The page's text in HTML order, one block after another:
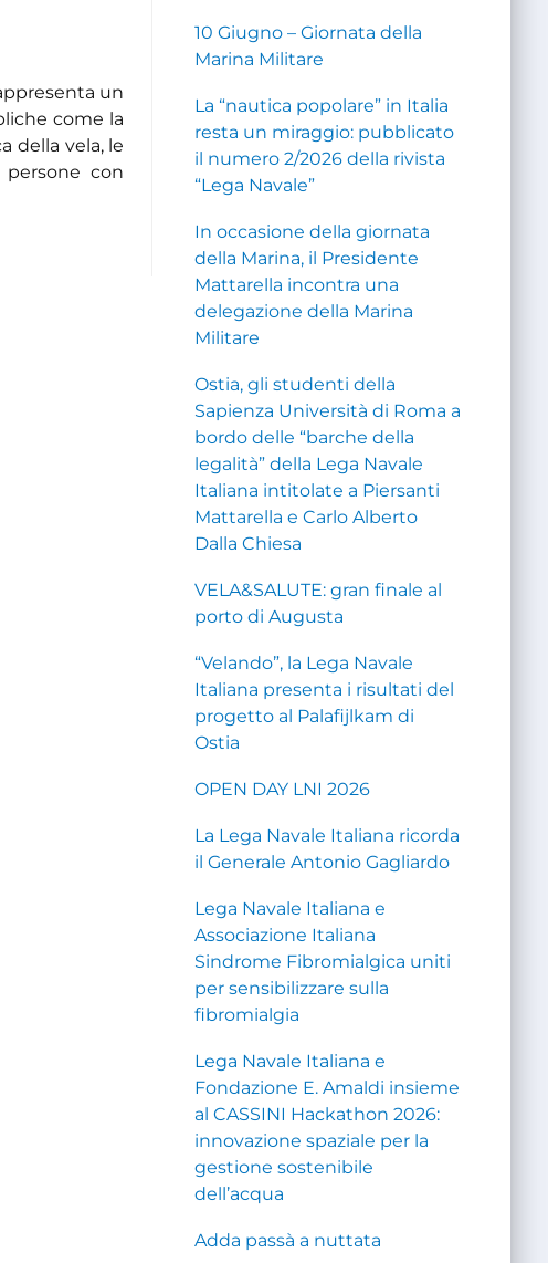
un
come la
della vela, le
con
10 Giugno – Giornata della
Marina Militare
La “nautica popolare” in Italia
resta un miraggio: pubblicato
il numero 2/2026 della rivista
“Lega Navale”
In occasione della giornata
della Marina, il Presidente
Mattarella incontra una
delegazione della Marina
Militare
Ostia, gli studenti della
Sapienza Università di Roma a
bordo delle “barche della
legalità” della Lega Navale
Italiana intitolate a Piersanti
Mattarella e Carlo Alberto
Dalla Chiesa
VELA&SALUTE: gran finale al
porto di Augusta
“Velando”, la Lega Navale
Italiana presenta i risultati del
progetto al Palafijlkam di
Ostia
OPEN DAY LNI 2026
La Lega Navale Italiana ricorda
il Generale Antonio Gagliardo
Lega Navale Italiana e
Associazione Italiana
Sindrome Fibromialgica uniti
per sensibilizzare sulla
fibromialgia
Lega Navale Italiana e
Fondazione E. Amaldi insieme
al CASSINI Hackathon 2026:
innovazione spaziale per la
gestione sostenibile
dell’acqua
Adda passà a nuttata